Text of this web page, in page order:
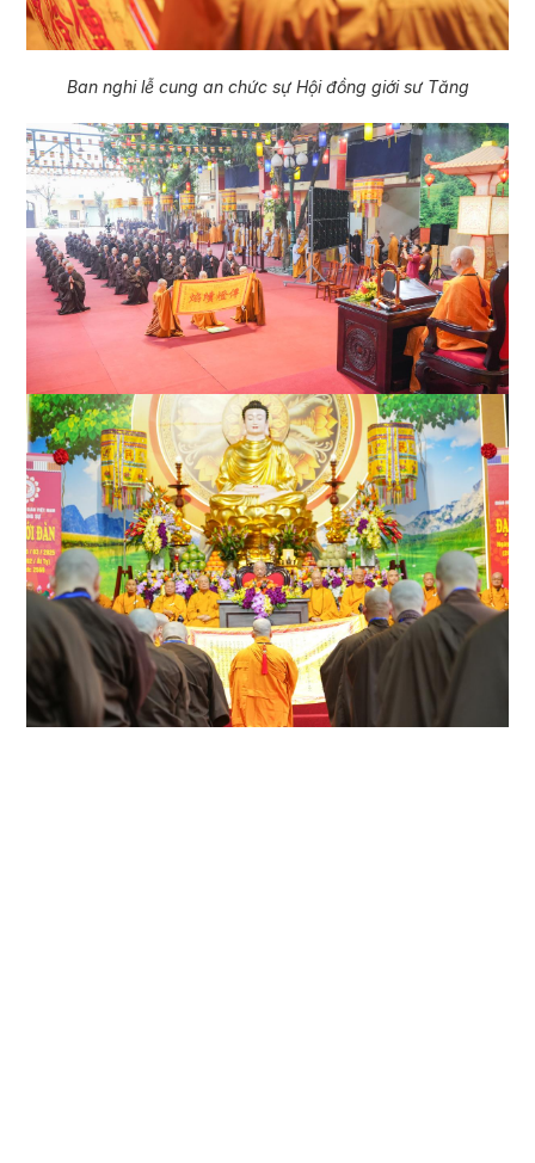
Ban nghi lễ cung an chức sự Hội đồng giới sư Tăng